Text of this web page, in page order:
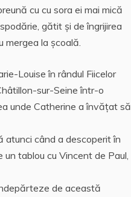
cu cu sora ei mai mică
gătit şi de îngrijirea
mergea la școală.
Louise în rândul Fiicelor
sur-Seine într-o
unde Catherine a învăţat să
când a descoperit în
tablou cu Vincent de Paul,
de această